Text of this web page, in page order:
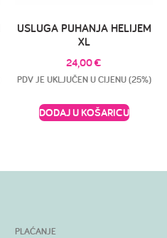
USLUGA PUHANJA HELIJEM
XL
24,00€
PDV JE UKLJUČEN U CIJENU (25%)
DODAJ U KOŠARICU
PLAĆANJE